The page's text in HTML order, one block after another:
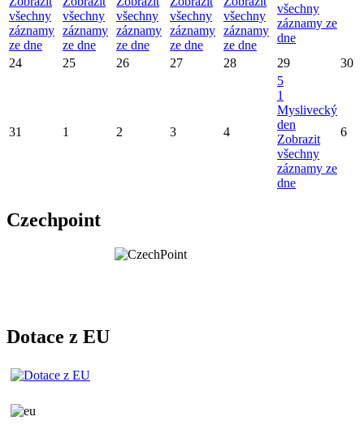
všechny
záznamy
ze dne
všechny
záznamy
ze dne
všechny
záznamy
ze dne
všechny
záznamy
ze dne
všechny
záznamy
ze dne
všechny
záznamy ze
dne
24 25 26 27 28 29 30
31 1 2 3 4
5
1
Myslivecký
den
Zobrazit
všechny
záznamy ze
dne
6
Czechpoint
Dotace z EU